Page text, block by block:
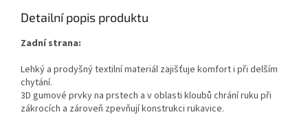
Detailní popis produktu
Zadní strana:
Lehký a prodyšný textilní materiál zajišťuje komfort i při delším
chytání.
3D gumové prvky na prstech a v oblasti kloubů chrání ruku při
zákrocích a zároveň zpevňují konstrukci rukavice.